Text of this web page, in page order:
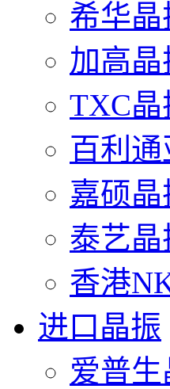
希华晶
加高晶
TXC晶
百利
嘉硕晶
泰艺晶
香港
进口晶振
爱普生